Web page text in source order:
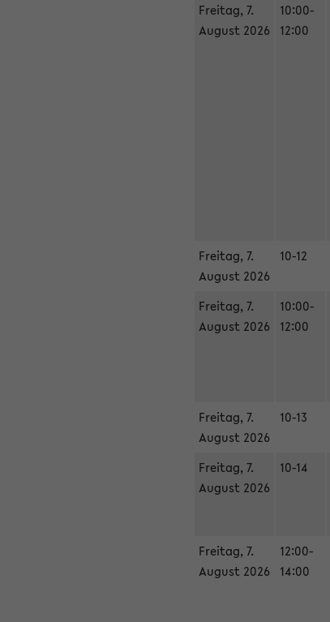
Freitag, 7.
August 2026
10:00-
12:00
Freitag, 7.
August 2026
10-12
Freitag, 7.
August 2026
10:00-
12:00
Freitag, 7.
August 2026
10-13
Freitag, 7.
August 2026
10-14
Freitag, 7.
August 2026
12:00-
14:00